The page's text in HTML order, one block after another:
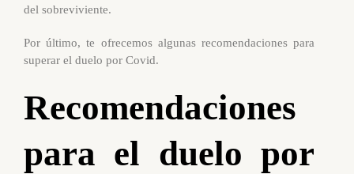
del sobreviviente.
Por último, te ofrecemos algunas recomendaciones para
superar el duelo por Covid.
Recomendaciones
para el duelo por